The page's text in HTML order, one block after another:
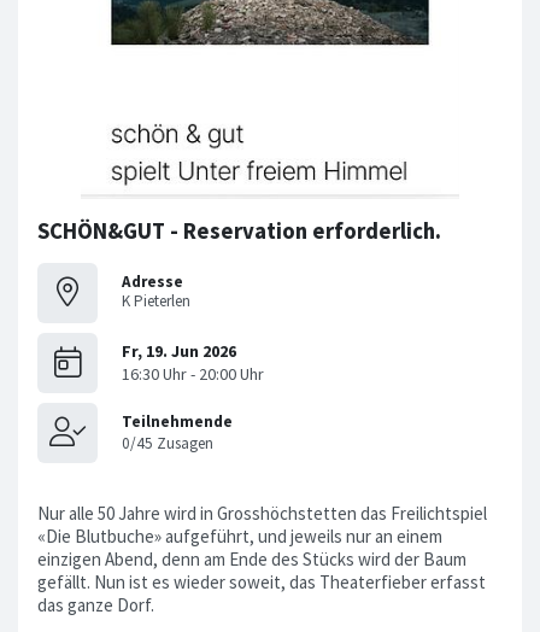
SCHÖN&GUT - Reservation erforderlich.
Adresse
K Pieterlen
Nur alle 50 Jahre wird in Grosshöchstetten das Freilichtspiel
«Die Blutbuche» aufgeführt, und jeweils nur an einem
einzigen Abend, denn am Ende des Stücks wird der Baum
gefällt. Nun ist es wieder soweit, das Theaterfieber erfasst
das ganze Dorf.